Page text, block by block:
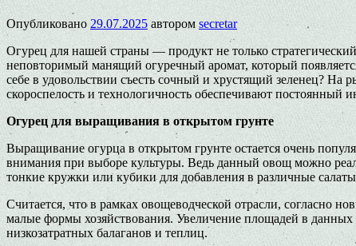
Опубликовано 29.07.2025 автором secretar
Огурец для нашей страны — продукт не только
неповторимый манящий огуречный аромат, который
себе в удовольствии съесть сочный и хрустящий зеленец? На
скороспелость и технологичность обеспечивают постоянный
Огурец для выращивания в открытом грунте
Выращивание огурца в открытом грунте остается очень
внимания при выборе культуры. Ведь данный овощ можно
тонкие кружки или кубики для добавления в различные
Считается, что в рамках овощеводческой отрасли, согласно
малые формы хозяйствования. Увеличение площадей в
низкозатратных балаганов и теплиц.